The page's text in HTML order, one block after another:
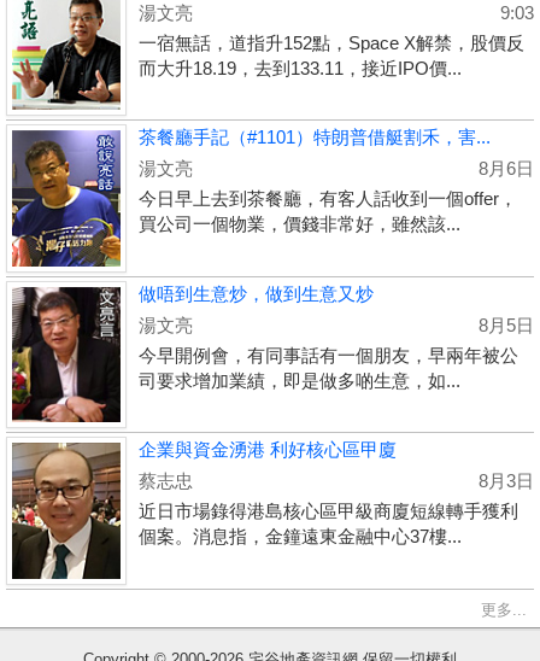
湯文亮
9:03
一宿無話，道指升152點，Space X解禁，股價反
而大升18.19，去到133.11，接近IPO價...
茶餐廳手記（#1101）特朗普借艇割禾，害...
湯文亮
8月6日
今日早上去到茶餐廳，有客人話收到一個offer，
買公司一個物業，價錢非常好，雖然該...
做唔到生意炒，做到生意又炒
湯文亮
8月5日
今早開例會，有同事話有一個朋友，早兩年被公
司要求增加業績，即是做多啲生意，如...
企業與資金湧港 利好核心區甲廈
蔡志忠
8月3日
近日市場錄得港島核心區甲級商廈短線轉手獲利
個案。消息指，金鐘遠東金融中心37樓...
更多...